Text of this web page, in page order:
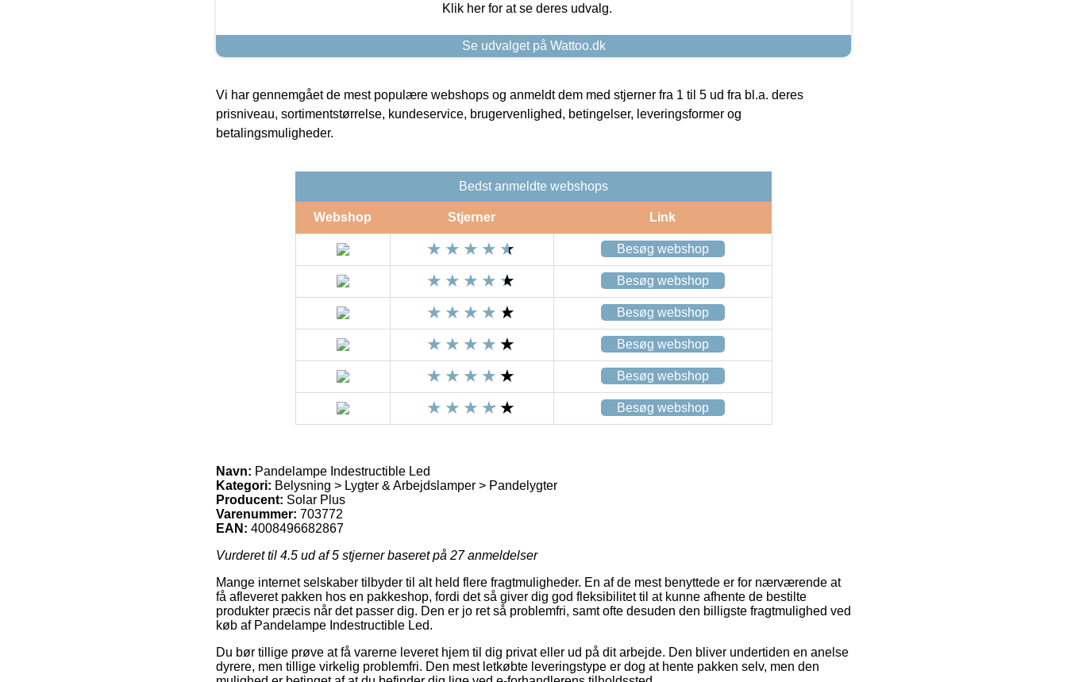
Klik her for at se deres udvalg.
Se udvalget på Wattoo.dk
Vi har gennemgået de mest populære webshops og anmeldt dem med stjerner fra 1 til 5 ud fra bl.a. deres
prisniveau, sortimentstørrelse, kundeservice, brugervenlighed, betingelser, leveringsformer og
betalingsmuligheder.
Bedst anmeldte webshops
Webshop Stjerner Link
Besøg webshop
Besøg webshop
Besøg webshop
Besøg webshop
Besøg webshop
Besøg webshop
Navn: Pandelampe Indestructible Led
Kategori: Belysning > Lygter & Arbejdslamper > Pandelygter
Producent: Solar Plus
Varenummer: 703772
EAN: 4008496682867
Vurderet til 4.5 ud af 5 stjerner baseret på 27anmeldelser
Mange internet selskaber tilbyder til alt held flere fragtmuligheder. En af de mest benyttede er for nærværende at
få afleveret pakken hos en pakkeshop, fordi det så giver dig god fleksibilitet til at kunne afhente de bestilte
produkter præcis når det passer dig. Den er jo ret så problemfri, samt ofte desuden den billigste fragtmulighed ved
køb af Pandelampe Indestructible Led.
Du bør tillige prøve at få varerne leveret hjem til dig privat eller ud på dit arbejde. Den bliver undertiden en anelse
dyrere, men tillige virkelig problemfri. Den mest letkøbte leveringstype er dog at hente pakken selv, men den